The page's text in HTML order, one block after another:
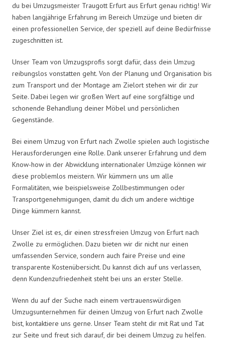
du bei Umzugsmeister Traugott Erfurt aus Erfurt genau richtig! Wir
haben langjährige Erfahrung im Bereich Umzüge und bieten dir
einen professionellen Service, der speziell auf deine Bedürfnisse
zugeschnitten ist.
Unser Team von Umzugsprofis sorgt dafür, dass dein Umzug
reibungslos vonstatten geht. Von der Planung und Organisation bis
zum Transport und der Montage am Zielort stehen wir dir zur
Seite. Dabei legen wir großen Wert auf eine sorgfältige und
schonende Behandlung deiner Möbel und persönlichen
Gegenstände.
Bei einem Umzug von Erfurt nach Zwolle spielen auch logistische
Herausforderungen eine Rolle. Dank unserer Erfahrung und dem
Know-how in der Abwicklung internationaler Umzüge können wir
diese problemlos meistern. Wir kümmern uns um alle
Formalitäten, wie beispielsweise Zollbestimmungen oder
Transportgenehmigungen, damit du dich um andere wichtige
Dinge kümmern kannst.
Unser Ziel ist es, dir einen stressfreien Umzug von Erfurt nach
Zwolle zu ermöglichen. Dazu bieten wir dir nicht nur einen
umfassenden Service, sondern auch faire Preise und eine
transparente Kostenübersicht. Du kannst dich auf uns verlassen,
denn Kundenzufriedenheit steht bei uns an erster Stelle.
Wenn du auf der Suche nach einem vertrauenswürdigen
Umzugsunternehmen für deinen Umzug von Erfurt nach Zwolle
bist, kontaktiere uns gerne. Unser Team steht dir mit Rat und Tat
zur Seite und freut sich darauf, dir bei deinem Umzug zu helfen.